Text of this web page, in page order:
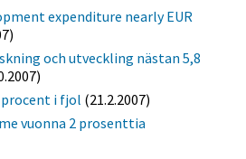
expenditure nearly EUR
och utveckling nästan 5,8
procent i fjol (21.2.2007)
vuonna 2 prosenttia